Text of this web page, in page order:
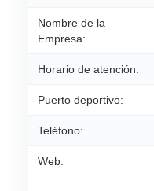
Nombre de la
Empresa:
Horario de atención:
Puerto deportivo:
Teléfono:
Web: